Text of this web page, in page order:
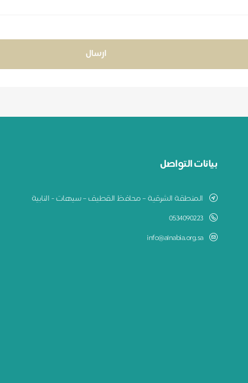
ارسال
بيانات التواصل
المنطقة الشرقية – محافظ القطيف – سيهات - النابية
0534090223
info@alnabia.org.sa